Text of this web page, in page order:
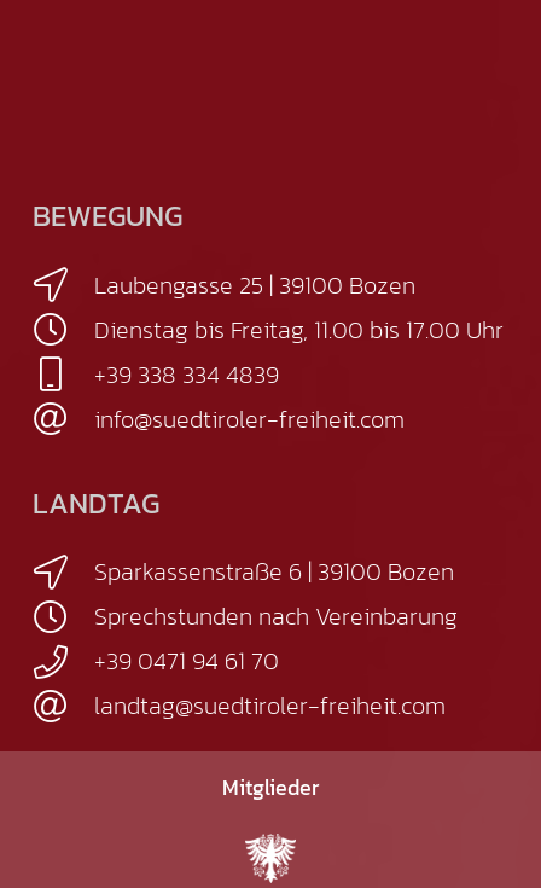
BEWEGUNG
Laubengasse 25 | 39100 Bozen
Dienstag bis Freitag, 11.00 bis 17.00 Uhr
+39 338 334 4839
info@suedtiroler-freiheit.com
LANDTAG
Sparkassenstraße 6 | 39100 Bozen
Sprechstunden nach Vereinbarung
+39 0471 94 61 70
landtag@suedtiroler-freiheit.com
Mitglieder